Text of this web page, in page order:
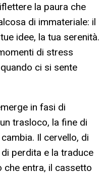
la paura che
di immateriale: il
idee, la tua serenità.
di stress
ci si sente
in fasi di
trasloco, la fine di
Il cervello, di
perdita e la traduce
che entra, il cassetto